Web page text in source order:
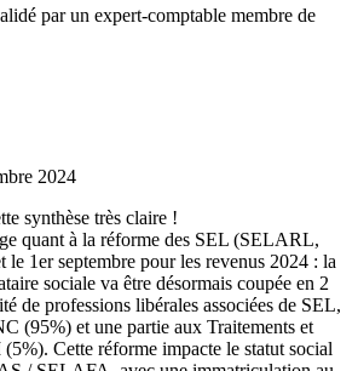
par un expert-comptable membre de
2024
synthèse très claire !
quant à la réforme des SEL (SELARL,
1er septembre pour les revenus 2024 : la
sociale va être désormais coupée en 2
de professions libérales associées de SEL,
(95%) et une partie aux Traitements et
Cette réforme impacte le statut social